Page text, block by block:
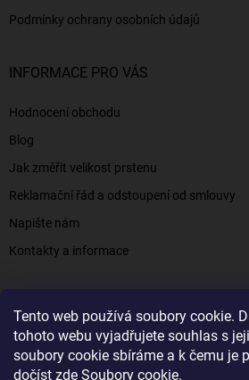
Tento web používá soubory cookie.
tohoto webu vyjadřujete souhlas s
soubory cookie sbíráme a k čemu je
dočíst zde Soubory cookie.
Podmínky ochrany osobních údajů
INFORMACE PRO VÁS
Hodnocení obchodu
Blog
Jak změřit velikost prstenu
Reklamační řád a odstoupení od smlouvy
Napište nám
Kontakty a informace
Elenys.cz - šperky, kterým věříte